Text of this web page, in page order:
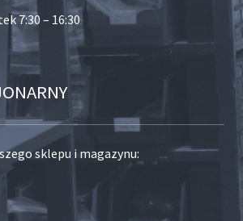
7:30 – 16:30
sklepu i magazynu: